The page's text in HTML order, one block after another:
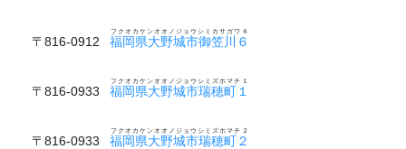
〒816-0912 福岡県大野城市御笠川６
フクオカケンオオノジョウシミカサガワ６
〒816-0933 福岡県大野城市瑞穂町１
フクオカケンオオノジョウシミズホマチ１
〒816-0933 福岡県大野城市瑞穂町２
フクオカケンオオノジョウシミズホマチ２